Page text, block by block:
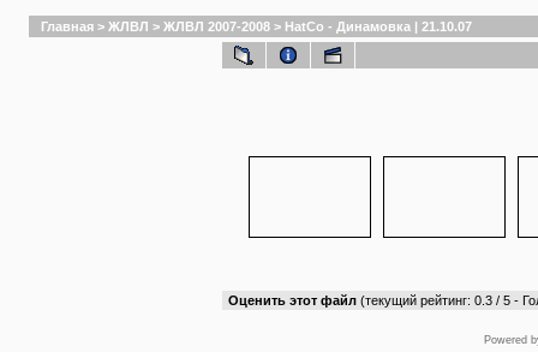
Главная > ЖЛВЛ > ЖЛВЛ 2007-2008 > HatCo - Динамовка | 21.10.07
Оценить этот файл (текущий рейтинг: 0.3 / 5 -
Powered